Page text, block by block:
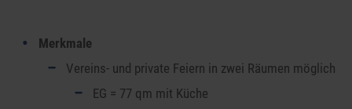
Merkmale
Vereins- und private Feiern in zwei Räumen möglich
EG = 77 qm mit Küche